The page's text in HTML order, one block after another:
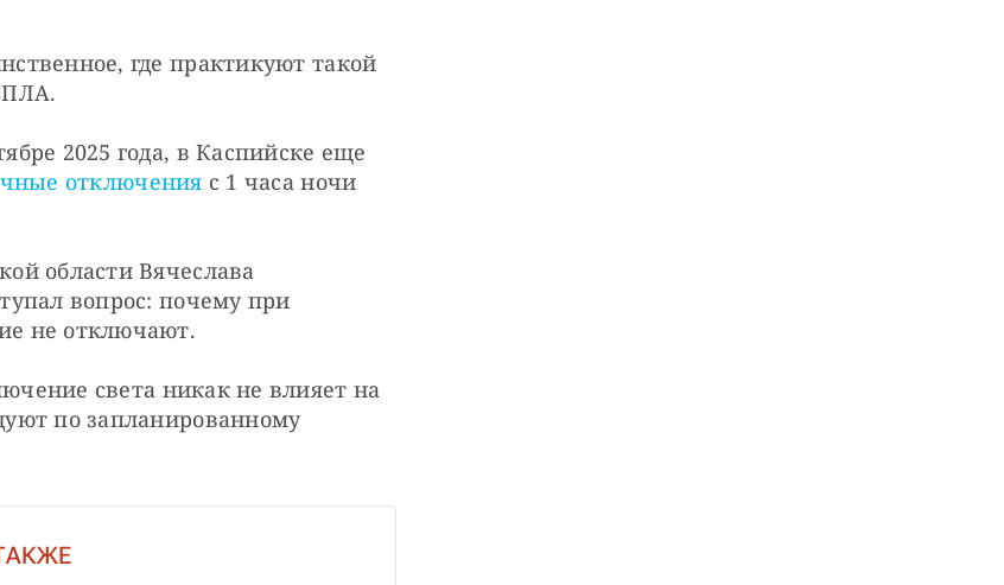
где практикуют такой
2025 года, в Каспийске еще
отключения с 1 часа ночи
области Вячеслава
вопрос: почему при
не отключают.
света никак не влияет на
по запланированному